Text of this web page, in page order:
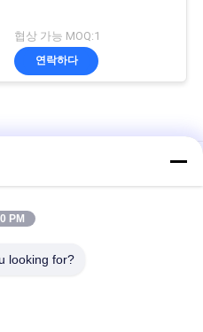
협상 가능 MOQ:1
연락하다
스 스틸 마이너스 압력 해부 테
척기
장비 및 분석용
PM
looking for?